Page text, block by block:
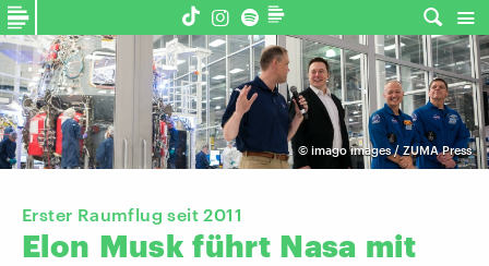
© imago images / ZUMA Press
Erster Raumflug seit 2011
Elon Musk führt Nasa mit